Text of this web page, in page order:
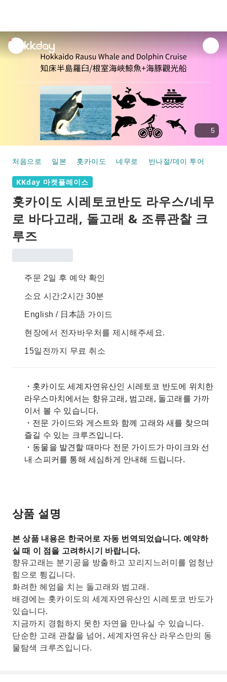
unread
notifications
5
처음으로 일본 홋카이도 네무로 반나절/데이 투어
KKday 마켓플레이스
홋카이도 시레토코반도 라우스/네무
로 바다고래, 돌고래 & 조류관찰 크
루즈
주문 2일 후 예약 확인
소요 시간:2시간 30분
English / 日本語 가이드
현장에서 전자바우처를 제시해주세요.
15일전까지 무료 취소
・홋카이도 세계자연유산인 시레토코 반도에 위치한
라우스마치에서는 향유고래, 범고래, 돌고래를 가까
이서 볼 수 있습니다.
・전문 가이드와 게스트와 함께 고래와 새를 찾으며
즐길 수 있는 크루즈입니다.
・동물을 발견할 때마다 전문 가이드가 마이크와 선
내 스피커를 통해 세심하게 안내해 드립니다.
상품 설명
본 상품 내용은 한국어로 자동 번역되었습니다. 예약하
실 때 이 점을 고려하시기 바랍니다.
향유고래는 분기공을 방출하고 꼬리지느러미를 엄청난
힘으로 튕깁니다.
화려한 헤엄을 치는 돌고래와 범고래.
배경에는 홋카이도의 세계자연유산인 시레토코 반도가
있습니다.
지금까지 경험하지 못한 자연을 만나실 수 있습니다.
단순한 고래 관찰을 넘어, 세계자연유산 라우스만의 동
물탐색 크루즈입니다.